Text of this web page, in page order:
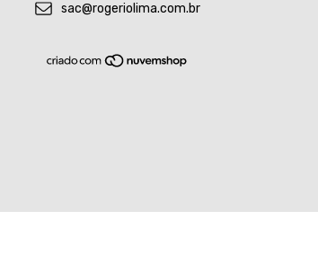
sac@rogeriolima.com.br